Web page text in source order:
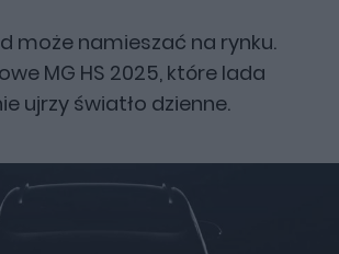
może namieszać na rynku.
MG HS 2025, które lada
ujrzy światło dzienne.